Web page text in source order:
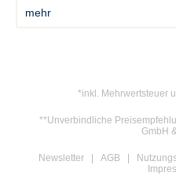
mehr
*inkl. Mehrwertsteuer
**Unverbindliche
GmbH
Newsletter AGB